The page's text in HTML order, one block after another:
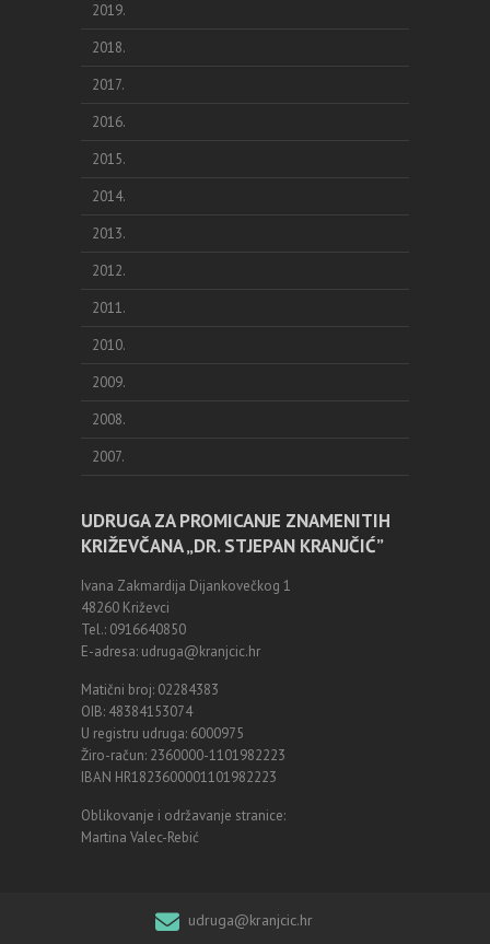
2019.
2018.
2017.
2016.
2015.
2014.
2013.
2012.
2011.
2010.
2009.
2008.
2007.
UDRUGA ZA PROMICANJE ZNAMENITIH
KRIŽEVČANA „DR. STJEPAN KRANJČIĆ”
Ivana Zakmardija Dijankovečkog 1
48260 Križevci
Tel.: 0916640850
E-adresa: udruga@kranjcic.hr
Matični broj: 02284383
OIB: 48384153074
U registru udruga: 6000975
Žiro-račun: 2360000-1101982223
IBAN HR1823600001101982223
Oblikovanje i održavanje stranice:
Martina Valec-Rebić
udruga@kranjcic.hr